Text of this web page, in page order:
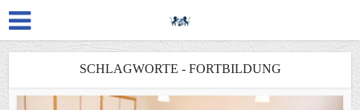
SCHLAGWORTE - FORTBILDUNG